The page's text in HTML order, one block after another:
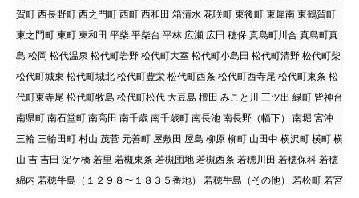
賀町 西長野町 西之門町 西町 西和田 箱清水 花咲町 東後町 東犀南 東鶴賀町
東之門町 東町 東和田 平柴 平柴台 平林 広瀬 広田 穂保 真島町川合 真島町真
島 松岡 松代温泉 松代町岩野 松代町大室 松代町小島田 松代町清野 松代町柴
松代町城東 松代町城北 松代町豊栄 松代町西条 松代町西寺尾 松代町東条 松
代町東寺尾 松代町牧島 松代町松代 大豆島 檀田 みこと川 三ツ出 緑町 皆神台
南県町 南石堂町 南高田 南千歳 南千歳町 南長池 南長野（幅下） 南堀 宮沖
三輪 三輪田町 村山 茂菅 元善町 屋敷田 屋島 柳原 柳町 山田中 横沢町 横町 横
山 吉 吉田 淀ケ橋 若里 若槻東条 若槻団地 若槻西条 若穂川田 若穂保科 若穂
綿内 若穂牛島（１２９８〜１８３５番地） 若穂牛島（その他） 若松町 若宮